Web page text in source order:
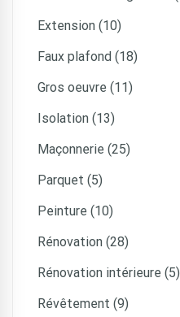
Extension (10)
Faux plafond (18)
Gros oeuvre (11)
Isolation (13)
Maçonnerie (25)
Parquet (5)
Peinture (10)
Rénovation (28)
Rénovation intérieure (5)
Révêtement (9)